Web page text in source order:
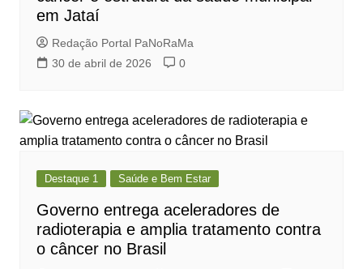
em Jataí
Redação Portal PaNoRaMa
30 de abril de 2026
0
Destaque 1 Saúde e Bem Estar
Governo entrega aceleradores de
radioterapia e amplia tratamento contra
o câncer no Brasil